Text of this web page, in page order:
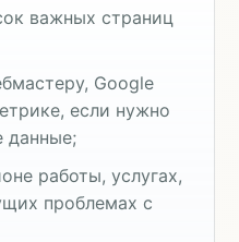
важных страниц
Google
если нужно
данные;
работы, услугах,
проблемах с